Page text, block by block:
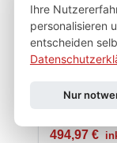
Rhino
494,97 €
Ihre
personalisieren
entscheiden
Nur